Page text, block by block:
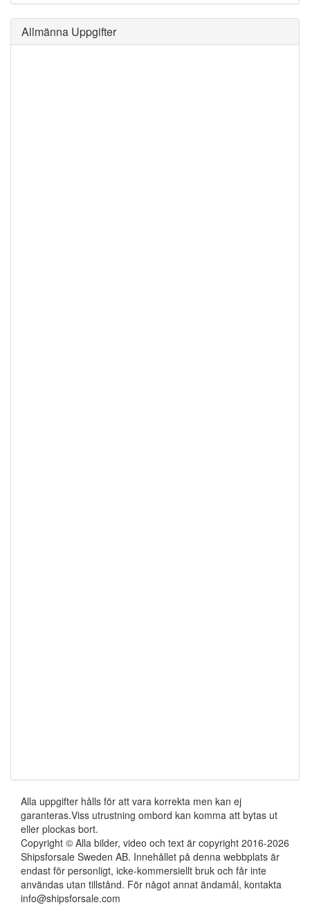
Allmänna Uppgifter
Alla uppgifter hålls för att vara korrekta men kan ej
garanteras.Viss utrustning ombord kan komma att bytas ut
eller plockas bort.
Copyright © Alla bilder, video och text är copyright 2016-2026
Shipsforsale Sweden AB. Innehållet på denna webbplats är
endast för personligt, icke-kommersiellt bruk och får inte
användas utan tillstånd. För något annat ändamål, kontakta
info@shipsforsale.com